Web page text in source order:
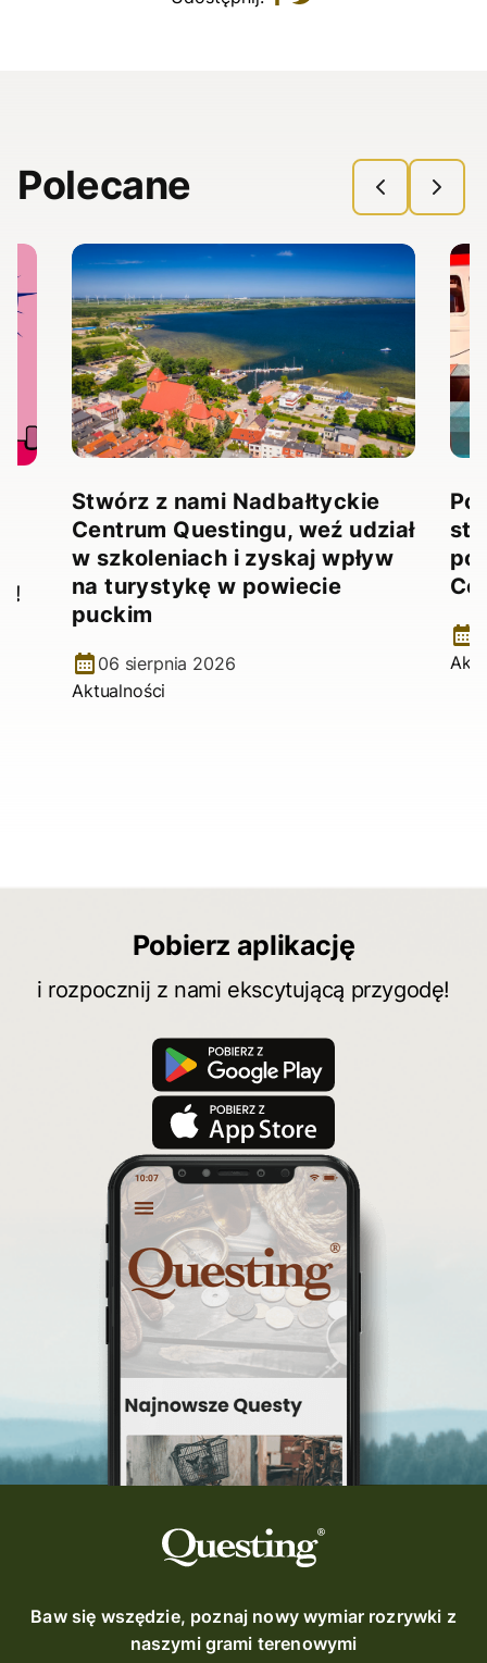
Polecane
Stwórz z nami Nadbałtyckie
Centrum Questingu, weź udział
w szkoleniach i zyskaj wpływ
na turystykę w powiecie
puckim
06 sierpnia 2026
Aktualności
Pobierz aplikację
i rozpocznij z nami ekscytującą przygodę!
Baw się wszędzie, poznaj nowy wymiar rozrywki z
naszymi grami terenowymi